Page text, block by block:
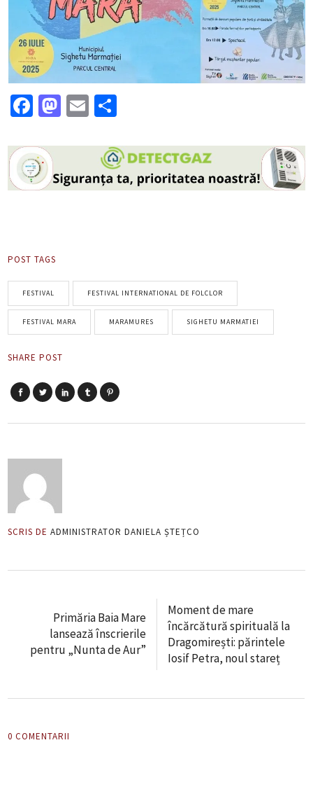
Facebook
Mastodon
Email
POST TAGS
FESTIVAL FESTIVAL INTERNATIONAL DE FOLCLOR
FESTIVAL MARA MARAMURES SIGHETU MARMATIEI
SHARE POST
SCRIS DE ADMINISTRATOR DANIELA ȘTEȚCO
Primăria Baia Mare
lansează înscrierile
pentru „Nunta de Aur”
Moment de mare
încărcătură spirituală la
Dragomirești: părintele
Iosif Petra, noul stareț
0 COMENTARII